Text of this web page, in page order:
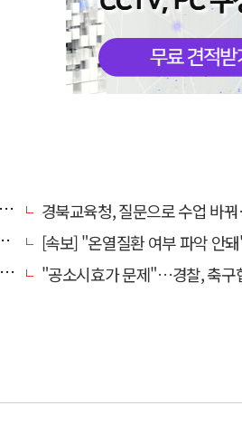
경북교육청, 질문으로 수업 바꿔… 교
[속보] "온열질환 여부 파악 안돼"…밭일하던 30대 외
"공소시효가 문제"…경찰, 축구협회의 '심